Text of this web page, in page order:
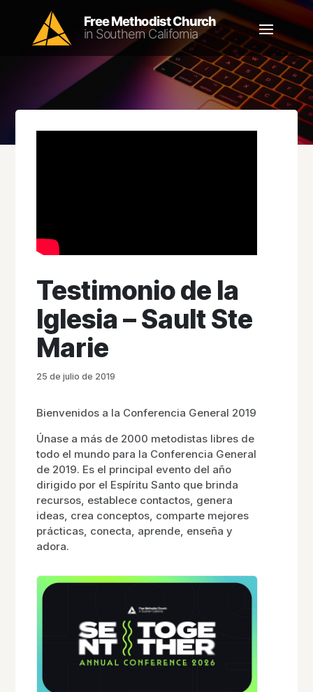
Testimonio de la
Iglesia – Sault Ste
Marie
25 de julio de 2019
Bienvenidos a la Conferencia General 2019
Únase a más de 2000 metodistas libres de
todo el mundo para la Conferencia General
de 2019. Es el principal evento del año
dirigido por el Espíritu Santo que brinda
recursos, establece contactos, genera
ideas, crea conceptos, comparte mejores
prácticas, conecta, aprende, enseña y
adora.